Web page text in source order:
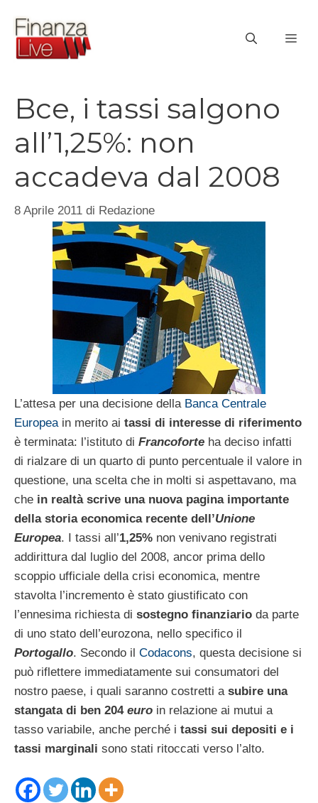
contenuto
Bce, i tassi salgono
all’1,25%: non
accadeva dal 2008
8 Aprile 2011 di Redazione
L’attesa per una decisione della Banca Centrale
Europeain merito ai tassi di interesse di riferimento
è terminata: l’istituto di Francoforte ha deciso infatti
di rialzare di un quarto di punto percentuale il valore in
questione, una scelta che in molti si aspettavano, ma
che in realtà scrive una nuova pagina importante
della storia economica recente dell’Unione
Europea. I tassi all’1,25% non venivano registrati
addirittura dal luglio del 2008, ancor prima dello
scoppio ufficiale della crisi economica, mentre
stavolta l’incremento è stato giustificato con
l’ennesima richiesta di sostegno finanziario da parte
di uno stato dell’eurozona, nello specifico il
Portogallo. Secondo il Codacons, questa decisione si
può riflettere immediatamente sui consumatori del
nostro paese, i quali saranno costretti a subire una
stangata di ben 204 euro in relazione ai mutui a
tasso variabile, anche perché i tassi sui depositi e i
tassi marginali sono stati ritoccati verso l’alto.